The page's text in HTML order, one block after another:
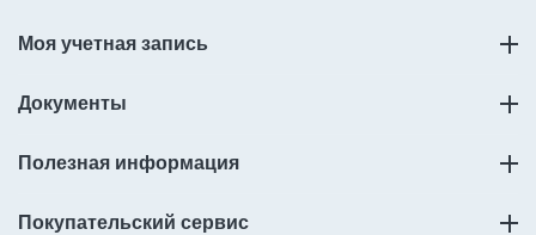
Моя учетная запись
Документы
Полезная информация
Покупательский сервис